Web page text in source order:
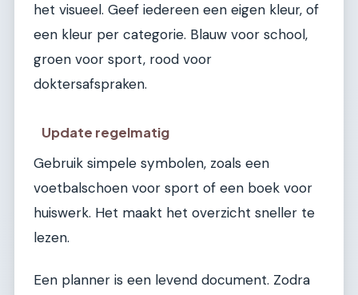
het visueel. Geef iedereen een eigen kleur, of
een kleur per categorie. Blauw voor school,
groen voor sport, rood voor
doktersafspraken.
Update regelmatig
Gebruik simpele symbolen, zoals een
voetbalschoen voor sport of een boek voor
huiswerk. Het maakt het overzicht sneller te
lezen.
Een planner is een levend document. Zodra